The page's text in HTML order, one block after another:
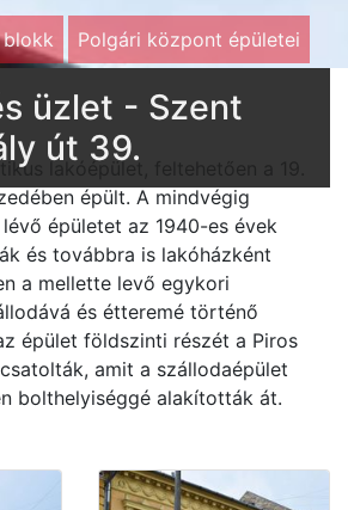
Polgári központ épületei
üzlet - Szent
út 39.
lakóépület, feltehetően a 19.
épült. A mindvégig
épületet az 1940-es évek
és továbbra is lakóházként
a mellette levő egykori
és étteremé történő
épület földszinti részét a Piros
amit a szállodaépület
bolthelyiséggé alakították át.